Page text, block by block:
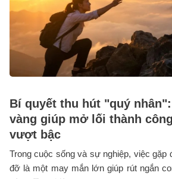
Bí quyết thu hút "quý
vàng giúp mở lối thành
vượt bậc
Trong cuộc sống và sự nghiệp, việc gặp
đỡ là một may mắn lớn giúp rút ngắn